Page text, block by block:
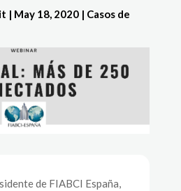
| May 18, 2020| Casos de
de FIABCI España,